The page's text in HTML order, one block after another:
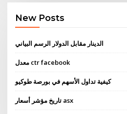
New Posts
الدينار مقابل الدولار الرسم البياني
معدل ctr facebook
كيفية تداول الأسهم في بورصة طوكيو
تاريخ مؤشر أسعار asx